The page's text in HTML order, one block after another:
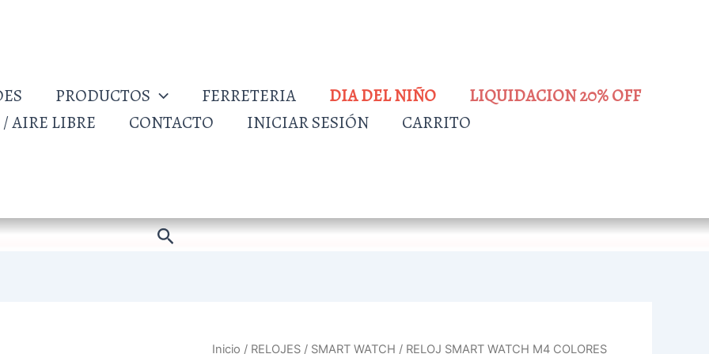
PRODUCTOS FERRETERIA DIA DEL NIÑO
LIQUIDACION 20% OFF
AIRE LIBRE
CONTACTO INICIAR SESIÓN CARRITO
Buscar
Inicio / RELOJES / SMART WATCH / RELOJ SMART WATCH M4 COLORES
RELOJ